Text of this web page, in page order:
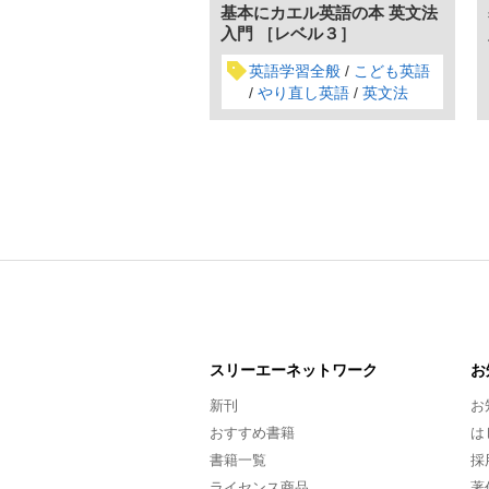
基本にカエル英語の本 英文法
入門 ［レベル３］
英語学習全般
こども英語
やり直し英語
英文法
スリーエーネットワーク
新刊
おすすめ書籍
書籍一覧
お
は
採